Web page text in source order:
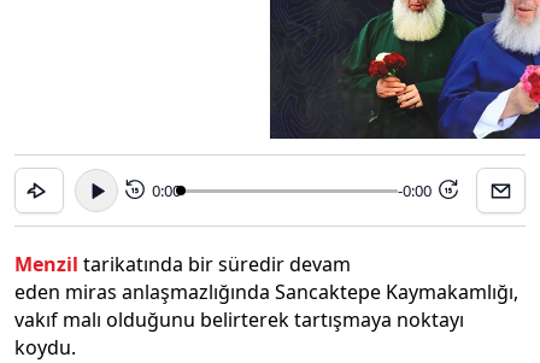
15 0:00 -0:00 15
Menzil tarikatında bir süredir devam
eden miras anlaşmazlığında Sancaktepe Kaymakamlığı,
vakıf malı olduğunu belirterek tartışmaya noktayı
koydu.